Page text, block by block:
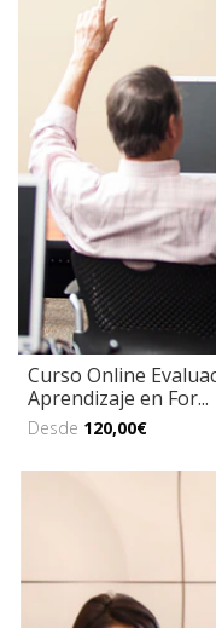
Curso Online
Aprendizaje en For...
Desde 120,00€